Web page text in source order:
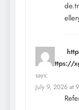
link=https://
says:
July 9, 2026 at